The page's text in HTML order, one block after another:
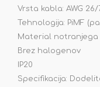
Vrsta kabla: AWG 26/
Tehnologija: PiMF
Material notranjega
Brez halogenov
IP20
Specifikacija: